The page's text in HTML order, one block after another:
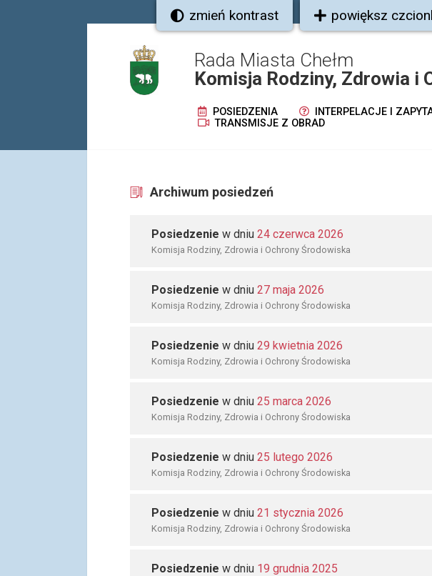
zmień kontrast powiększ
Rada Miasta Chełm
Komisja Rodziny, Zdrowia i
POSIEDZENIA INTERPELACJE I
TRANSMISJE Z OBRAD
Archiwum posiedzeń
Posiedzenie w dniu 24 czerwca 2026
Komisja Rodziny, Zdrowia i Ochrony Środowiska
Posiedzenie w dniu 27 maja 2026
Komisja Rodziny, Zdrowia i Ochrony Środowiska
Posiedzenie w dniu 29 kwietnia 2026
Komisja Rodziny, Zdrowia i Ochrony Środowiska
Posiedzenie w dniu 25 marca 2026
Komisja Rodziny, Zdrowia i Ochrony Środowiska
Posiedzenie w dniu 25 lutego 2026
Komisja Rodziny, Zdrowia i Ochrony Środowiska
Posiedzenie w dniu 21 stycznia 2026
Komisja Rodziny, Zdrowia i Ochrony Środowiska
Posiedzenie w dniu 19 grudnia 2025